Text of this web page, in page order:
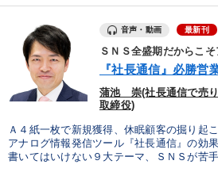
イノベーション マネジメント
※「更新」を押すと「カテゴリー」「目的別」「キーワ
すべての音声・動画（全2076タイトル）か
音声・動画 最新刊
ＳＮＳ全盛期だからこ
『社長通信』必勝営
蒲池 崇(社長通信で売
取締役)
Ａ４紙一枚で新規獲得、休眠顧客の掘り起
アナログ情報発信ツール『社長通信』の効
書いてはいけない９大テーマ、ＳＮＳが苦